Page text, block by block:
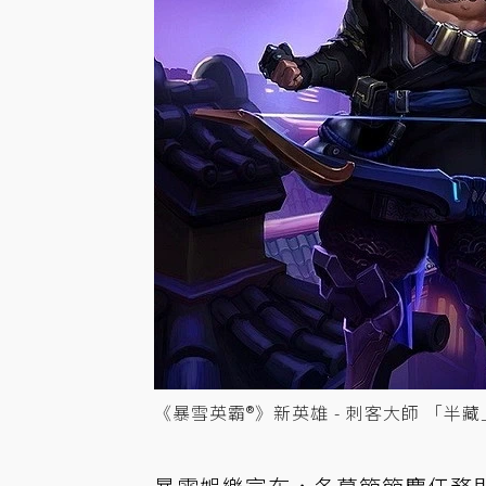
《暴雪英霸®》新英雄 - 刺客大師 「半藏